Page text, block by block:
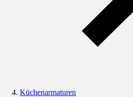
Küchenarmaturen